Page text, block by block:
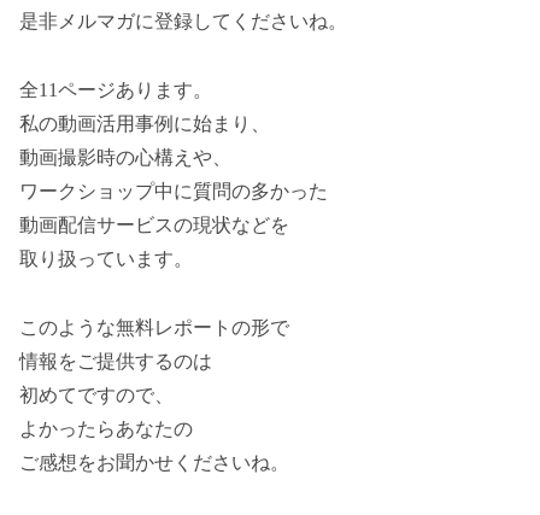
是非メルマガに登録してくださいね。
全11ページあります。
私の動画活用事例に始まり、
動画撮影時の心構えや、
ワークショップ中に質問の多かった
動画配信サービスの現状などを
取り扱っています。
このような無料レポートの形で
情報をご提供するのは
初めてですので、
よかったらあなたの
ご感想をお聞かせくださいね。